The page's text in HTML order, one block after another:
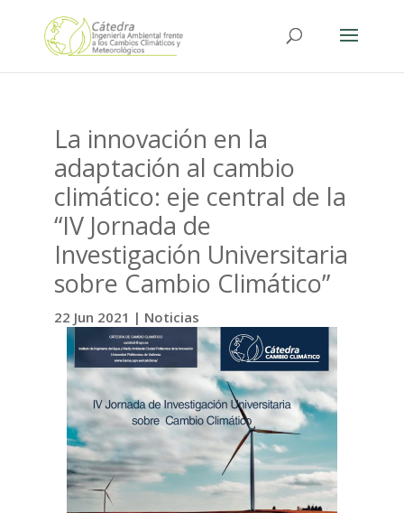
La innovación en la
adaptación al cambio
climático: eje central de la
“IV Jornada de
Investigación Universitaria
sobre Cambio Climático”
22 Jun 2021 | Noticias